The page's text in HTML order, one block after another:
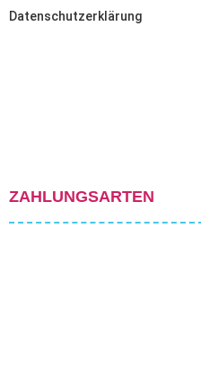
Datenschutzerklärung
ZAHLUNGSARTEN